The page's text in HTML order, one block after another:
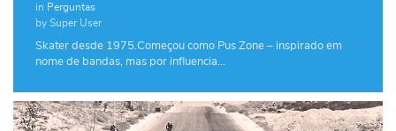
in Perguntas
by Super User
Skater desde 1975.Começou como Pus Zone – inspirado em
nome de bandas, mas por influencia…